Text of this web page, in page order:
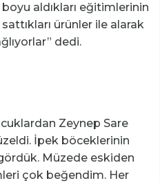
boyu aldıkları eğitimlerinin
sattıkları ürünler ile alarak
dedi.
Zeynep Sare
İpek böceklerinin
Müzede eskiden
çok beğendim. Her